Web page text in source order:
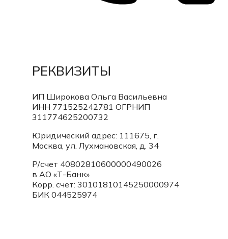
РЕКВИЗИТЫ
ИП Широкова Ольга Васильевна
ИНН 771525242781 ОГРНИП
311774625200732
Юридический адрес: 111675, г.
Москва, ул. Лухмановская, д. 34
Р/счет 40802810600000490026
в АО «Т-Банк»
Корр. счет: 30101810145250000974
БИК 044525974